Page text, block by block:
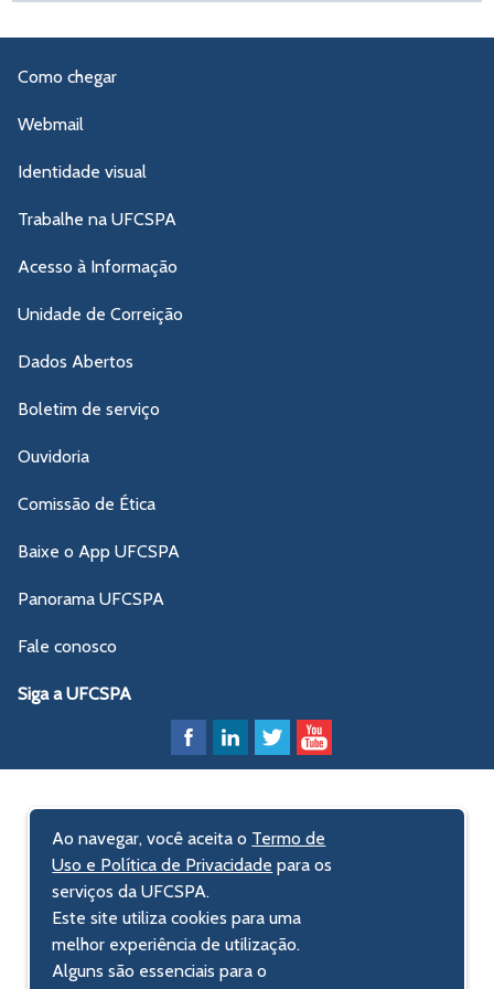
Como chegar
Webmail
Identidade visual
Trabalhe na UFCSPA
Acesso à Informação
Unidade de Correição
Dados Abertos
Boletim de serviço
Ouvidoria
Comissão de Ética
Baixe o App UFCSPA
Panorama UFCSPA
Fale conosco
Siga a UFCSPA
Ao navegar, você aceita o Termo de
Uso e Política de Privacidade para os
serviços da UFCSPA.
Este site utiliza cookies para uma
melhor experiência de utilização.
Alguns são essenciais para o